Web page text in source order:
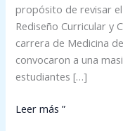
propósito de revisar
Rediseño Curricular y
carrera de Medicina
convocaron a una
estudiantes […]
Leer más ”